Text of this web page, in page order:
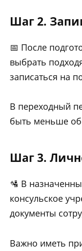
Шаг 2.
📅 После
выбрать
записаться на
В переходный
быть меньше
Шаг 3.
🛂 В
консульское
документы
Важно иметь